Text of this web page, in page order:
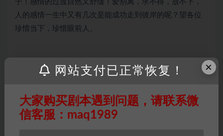
子！感情的过渡自然又舒缓！爱别离，求不得，放不下，
人的感情一生中又有几次是能成功走到彼岸的呢？望各位
珍惜当下，珍惜眼前人。
因百度网盘限制，链接有失效的风险，如遇到无
器→ 点此下载←
免责声明
： 本站所有剧本杀资源均为网友分享
投稿+个人整理而来，仅供学习研究使用，请勿
×
网站支付已正常恢复！
大家购买剧本遇到问题，请联系微
信客服：maq1989